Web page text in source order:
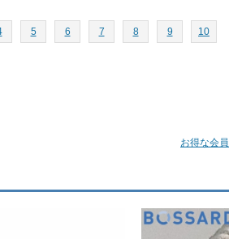
5 6 7 8 9 10
お得な会